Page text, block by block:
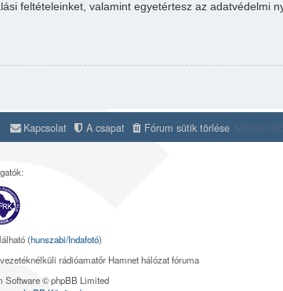
feltételeinket, valamint egyetértesz az adatvédelmi
Minden
Fórum sütik törlése
A csapat
Kapcsolat
(hunszabi/Indafotó)
rádióamatőr Hamnet hálózat fóruma
Software © phpBB Limited